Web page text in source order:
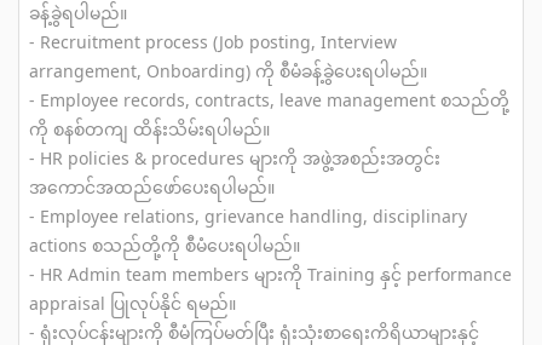
ခန့်ခွဲရပါမည်။
- Recruitment process (Job posting, Interview
arrangement, Onboarding) ကို စီမံခန့်ခွဲပေးရပါမည်။
- Employee records, contracts, leave management စသည်တို့
ကို စနစ်တကျ ထိန်းသိမ်း‌ရပါမည်။
- HR policies & procedures များကို အဖွဲ့အစည်းအတွင်း
အကောင်အထည်ဖော်ပေးရပါမည်။
- Employee relations, grievance handling, disciplinary
actions စသည်တို့ကို စီမံပေးရပါမည်။
- HR Admin team members များကို Training နှင့် performance
appraisal ပြုလုပ်နိုင် ရမည်။
- ရုံးလုပ်ငန်းများကို စီမံကြပ်မတ်ပြီး ရုံးသုံးစာရေးကိရိယာများနှင့်